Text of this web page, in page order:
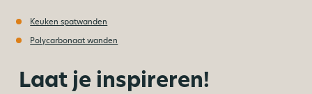
Keuken spatwanden
Polycarbonaat wanden
Laat je inspireren!